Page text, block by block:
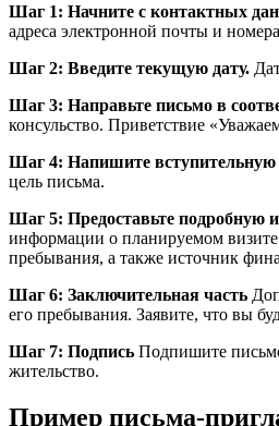
Шаг 1: Начните с контактных
адреса электронной почты и
Шаг 2: Введите текущую дату.
Шаг 3: Направьте письмо в
консульство. Приветствие
Шаг 4: Напишите вступительную
цель письма.
Шаг 5: Предоставьте подробную
информации о планируемом
пребывания, а также источник
Шаг 6: Заключительная часть
его пребывания. Заявите, что вы
Шаг 7: Подпись Подпишите
жительство.
Пример письма-